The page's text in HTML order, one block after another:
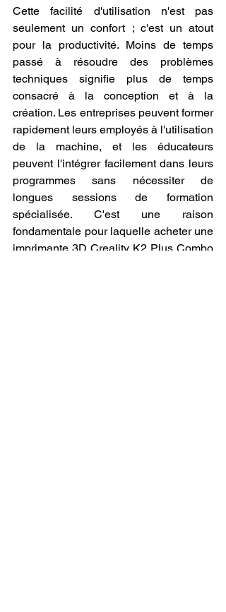
Cette facilité d'utilisation n'est pas
seulement un confort ; c'est un atout
pour la productivité. Moins de temps
passé à résoudre des problèmes
techniques signifie plus de temps
consacré à la conception et à la
création. Les entreprises peuvent former
rapidement leurs employés à l'utilisation
de la machine, et les éducateurs
peuvent l'intégrer facilement dans leurs
programmes sans nécessiter de
longues sessions de formation
spécialisée. C'est une raison
fondamentale pour laquelle acheter une
imprimante 3D Creality K2 Plus Combo